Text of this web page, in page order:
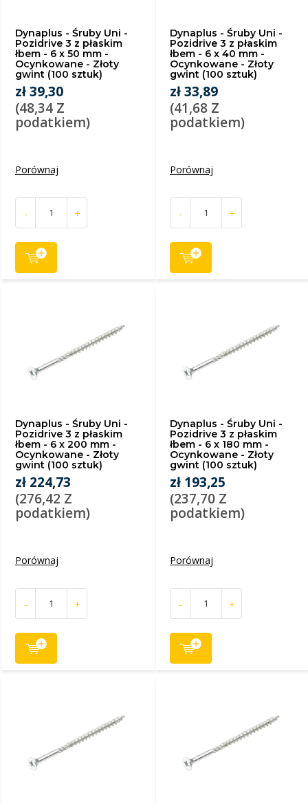
Dynaplus - Śruby Uni -
Pozidrive 3 z płaskim
łbem - 6 x 50 mm -
Ocynkowane - Złoty
gwint (100 sztuk)
zł 39,30
(48,34 Z
podatkiem)
Porównaj
- +
Dynaplus - Śruby Uni -
Pozidrive 3 z płaskim
łbem - 6 x 40 mm -
Ocynkowane - Złoty
gwint (100 sztuk)
zł 33,89
(41,68 Z
podatkiem)
Porównaj
- +
Dynaplus - Śruby Uni -
Pozidrive 3 z płaskim
łbem - 6 x 200 mm -
Ocynkowane - Złoty
gwint (100 sztuk)
zł 224,73
(276,42 Z
podatkiem)
Porównaj
- +
Dynaplus - Śruby Uni -
Pozidrive 3 z płaskim
łbem - 6 x 180 mm -
Ocynkowane - Złoty
gwint (100 sztuk)
zł 193,25
(237,70 Z
podatkiem)
Porównaj
- +